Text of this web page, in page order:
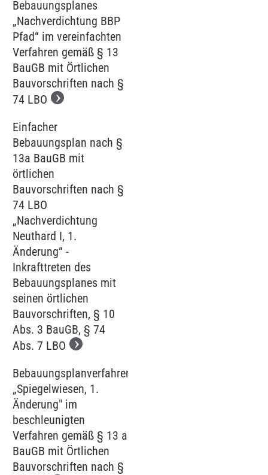
Bebauungsplanes
„Nachverdichtung BBP
Pfad“ im vereinfachten
Verfahren gemäß § 13
BauGB mit Örtlichen
Bauvorschriften nach §
74 LBO
Einfacher
Bebauungsplan nach §
13a BauGB mit
örtlichen
Bauvorschriften nach §
74 LBO
„Nachverdichtung
Neuthard I, 1.
Änderung“ -
Inkrafttreten des
Bebauungsplanes mit
seinen örtlichen
Bauvorschriften, § 10
Abs. 3 BauGB, § 74
Abs. 7 LBO
Bebauungsplanverfahren
„Spiegelwiesen, 1.
Änderung" im
beschleunigten
Verfahren gemäß § 13 a
BauGB mit Örtlichen
Bauvorschriften nach §